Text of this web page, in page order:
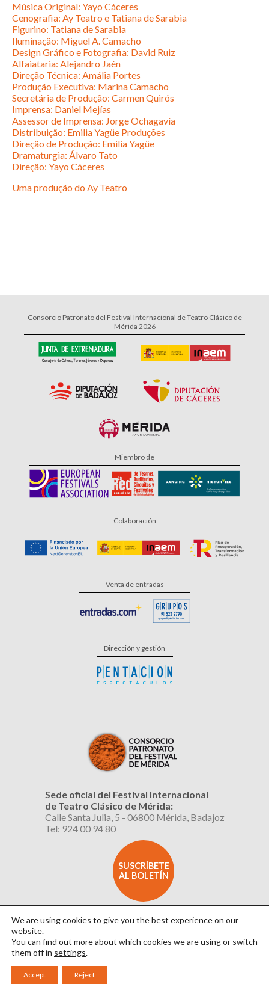
Música Original: Yayo Cáceres
Cenografia: Ay Teatro e Tatiana de Sarabia
Figurino: Tatiana de Sarabia
Iluminação: Miguel A. Camacho
Design Gráfico e Fotografia: David Ruiz
Alfaiataria: Alejandro Jaén
Direção Técnica: Amália Portes
Produção Executiva: Marina Camacho
Secretária de Produção: Carmen Quirós
Imprensa: Daniel Mejías
Assessor de Imprensa: Jorge Ochagavía
Distribuição: Emilia Yagüe Produções
Direção de Produção: Emilia Yagüe
Dramaturgia: Álvaro Tato
Direção: Yayo Cáceres
Uma produção do Ay Teatro
Consorcio Patronato del Festival Internacional de Teatro Clásico de
Mérida 2026
Miembro de
Colaboración
Venta de entradas
Dirección y gestión
Sede oficial del Festival Internacional
de Teatro Clásico de Mérida:
Calle Santa Julia, 5 - 06800 Mérida, Badajoz
Tel: 924 00 94 80
SUSCRÍBETE
AL BOLETÍN
Aviso Legal|Política de Privacidad
|Webmaster: Axel Kacelnik
We are using cookies to give you the best experience on our
website.
You can find out more about which cookies we are using or switch
them off in settings.
Accept Reject